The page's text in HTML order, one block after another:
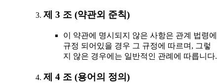
제 3 조 (약관외 준칙)
이 약관에 명시되지 않은 사항은 관계 법령에
규정 되어있을 경우 그 규정에 따르며, 그렇
지 않은 경우에는 일반적인 관례에 따릅니다.
제 4 조 (용어의 정의)